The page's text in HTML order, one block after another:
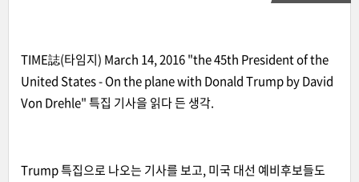
TIME誌(타임지) March 14, 2016 "the 45th President of the
United States - On the plane with Donald Trump by David
Von Drehle" 특집 기사을 읽다 든 생각.
Trump 특집으로 나오는 기사를 보고, 미국 대선 예비후보들도